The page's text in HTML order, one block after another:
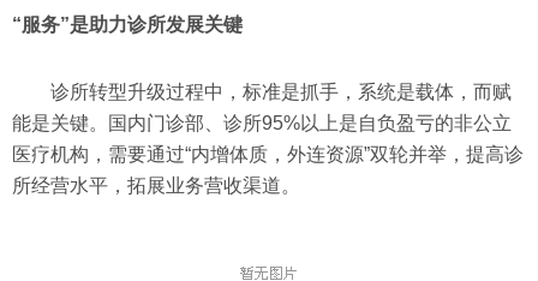
“服务”是助力诊所发展关键
诊所转型升级过程中，标准是抓手，系统是载体，而赋
能是关键。国内门诊部、诊所95%以上是自负盈亏的非公立
医疗机构，需要通过“内增体质，外连资源”双轮并举，提高诊
所经营水平，拓展业务营收渠道。